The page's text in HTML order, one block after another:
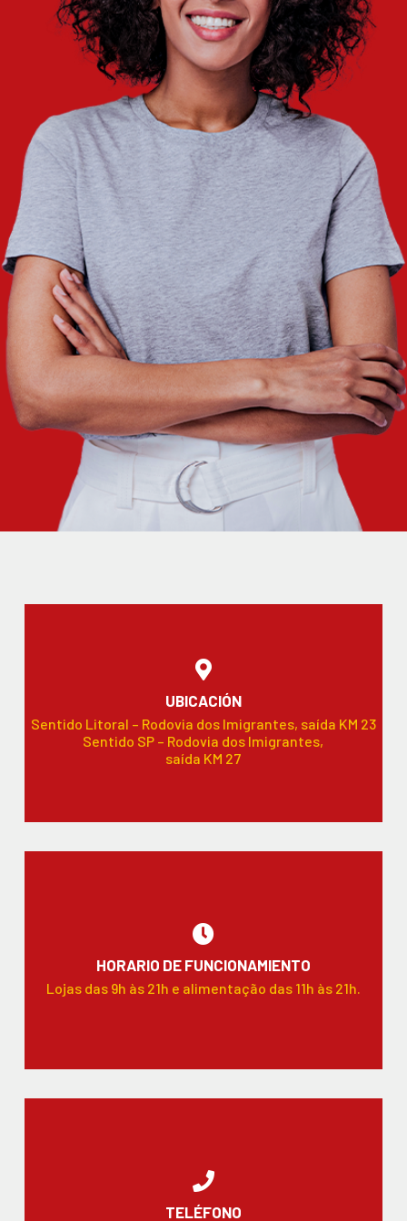
UBICACIÓN
Sentido Litoral – Rodovia dos Imigrantes, saída KM 23
Sentido SP – Rodovia dos Imigrantes,
saída KM 27
HORARIO DE FUNCIONAMIENTO
Lojas das 9h às 21h e alimentação das 11h às 21h.
TELÉFONO